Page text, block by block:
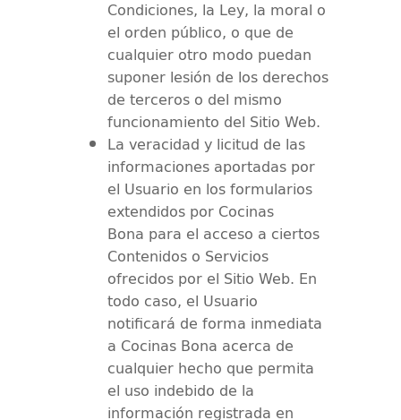
Condiciones, la Ley, la moral o
el orden público, o que de
cualquier otro modo puedan
suponer lesión de los derechos
de terceros o del mismo
funcionamiento del Sitio Web.
La veracidad y licitud de las
informaciones aportadas por
el Usuario en los formularios
extendidos por Cocinas
Bona para el acceso a ciertos
Contenidos o Servicios
ofrecidos por el Sitio Web. En
todo caso, el Usuario
notificará de forma inmediata
a Cocinas Bona acerca de
cualquier hecho que permita
el uso indebido de la
información registrada en